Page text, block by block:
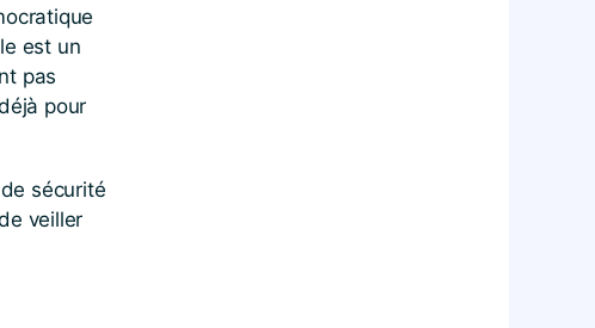
est un
pas
pour
sécurité
veiller